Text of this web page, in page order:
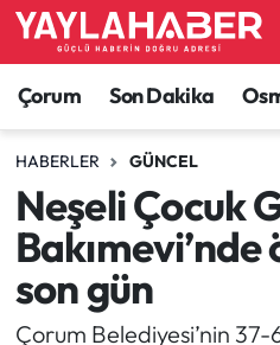
Çorum Son Dakika
HABERLER GÜNCEL
Neşeli Çocuk
Bakımevi’nde
son gün
Çorum Belediyesi’nin 37-
Alaca Haberleri
Bayat Haberleri
Bilgi - Keşfet Haberleri
Bilim ve Teknoloji
Boğazkale Haberleri
Çorum Nöbetçi
Çorum Hava Durumu
Çorum Namaz Vakitleri
Çorum Trafik Yoğunluk
TFF 1.Lig Puan